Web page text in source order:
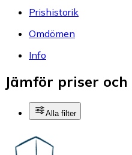
Prishistorik
Omdömen
Info
Jämför priser
Alla filter